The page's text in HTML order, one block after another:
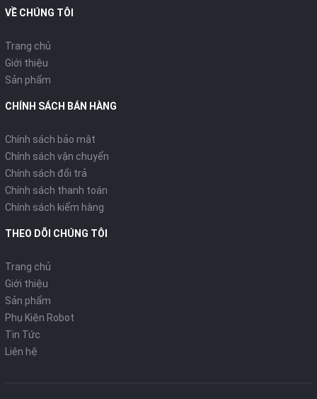
VỀ CHÚNG TÔI
Trang chủ
Giới thiệu
Sản phẩm
CHÍNH SÁCH BÁN HÀNG
Chính sách bảo mật
Chính sách vận chuyển
Chính sách đổi trả
Chính sách thanh toán
Chính sách kiểm hàng
THEO DÕI CHÚNG TÔI
Trang chủ
Giới thiệu
Sản phẩm
Phụ Kiện Robot
Tin Tức
Liên hệ